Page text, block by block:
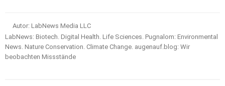
Autor: LabNews Media LLC
LabNews: Biotech. Digital Health. Life Sciences. Pugnalom: Environmental
News. Nature Conservation. Climate Change. augenauf.blog: Wir
beobachten Missstände